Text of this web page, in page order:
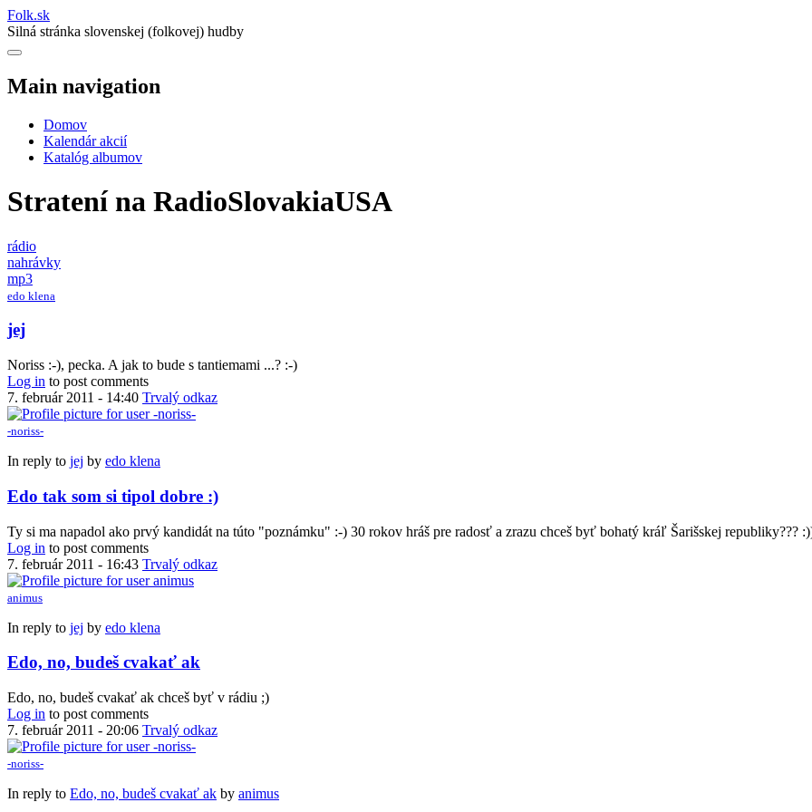
Folk.sk
Silná stránka slovenskej (folkovej) hudby
Main navigation
Domov
Kalendár akcií
Katalóg albumov
Stratení na RadioSlovakiaUSA
rádio
nahrávky
mp3
edo klena
jej
Noriss :-), pecka. A jak to bude s tantiemami ...? :-)
Log in to post comments
7. február 2011 - 14:40 Trvalý odkaz
-noriss-
In reply to jej by edo klena
Edo tak som si tipol dobre :)
Ty si ma napadol ako prvý kandidát na túto "poznámku" :-) 30 rokov hráš pre radosť a zrazu chceš byť bohatý kráľ Šarišskej republiky???
Log in to post comments
7. február 2011 - 16:43 Trvalý odkaz
animus
In reply to jej by edo klena
Edo, no, budeš cvakať ak
Edo, no, budeš cvakať ak chceš byť v rádiu ;)
Log in to post comments
7. február 2011 - 20:06 Trvalý odkaz
-noriss-
In reply to Edo, no, budeš cvakať ak by animus